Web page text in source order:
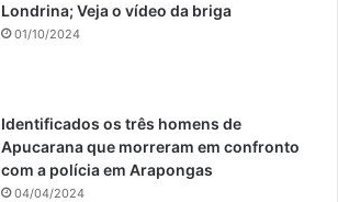
Londrina; Veja o vídeo da briga
01/10/2024
Identificados os três homens de
Apucarana que morreram em confronto
com a polícia em Arapongas
04/04/2024